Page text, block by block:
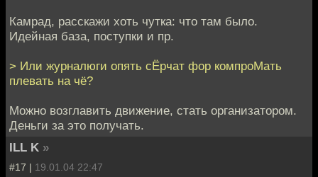
Камрад, расскажи хоть чутка: что там было.
Идейная база, поступки и пр.
> Или журналюги опять сЁрчат фор компроМать
плевать на чё?
Можно возглавить движение, стать организатором.
Деньги за это получать.
ILL K »
#17 | 19.01.04 22:47